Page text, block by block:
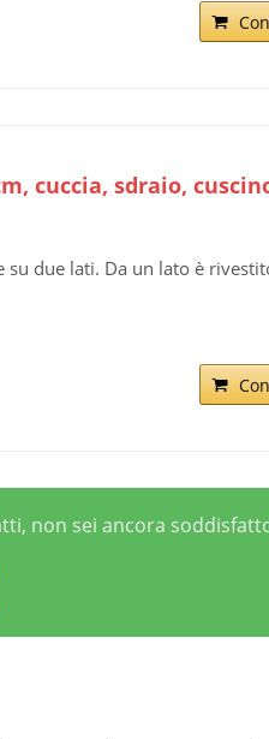
cuccia, sdraio,
due lati. Da un lato è
non sei ancora